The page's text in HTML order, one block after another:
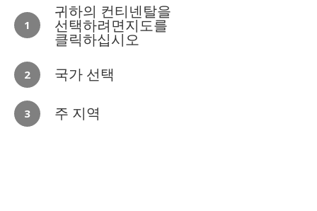
1
귀하의 컨티넨탈을
선택하려면지도를
클릭하십시오
2 국가 선택
3 주 지역